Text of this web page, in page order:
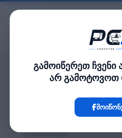
გამოიწერეთ
არ გამოტოვოთ
მთავარი›ლეპტოპი და ნოუთბუქი›